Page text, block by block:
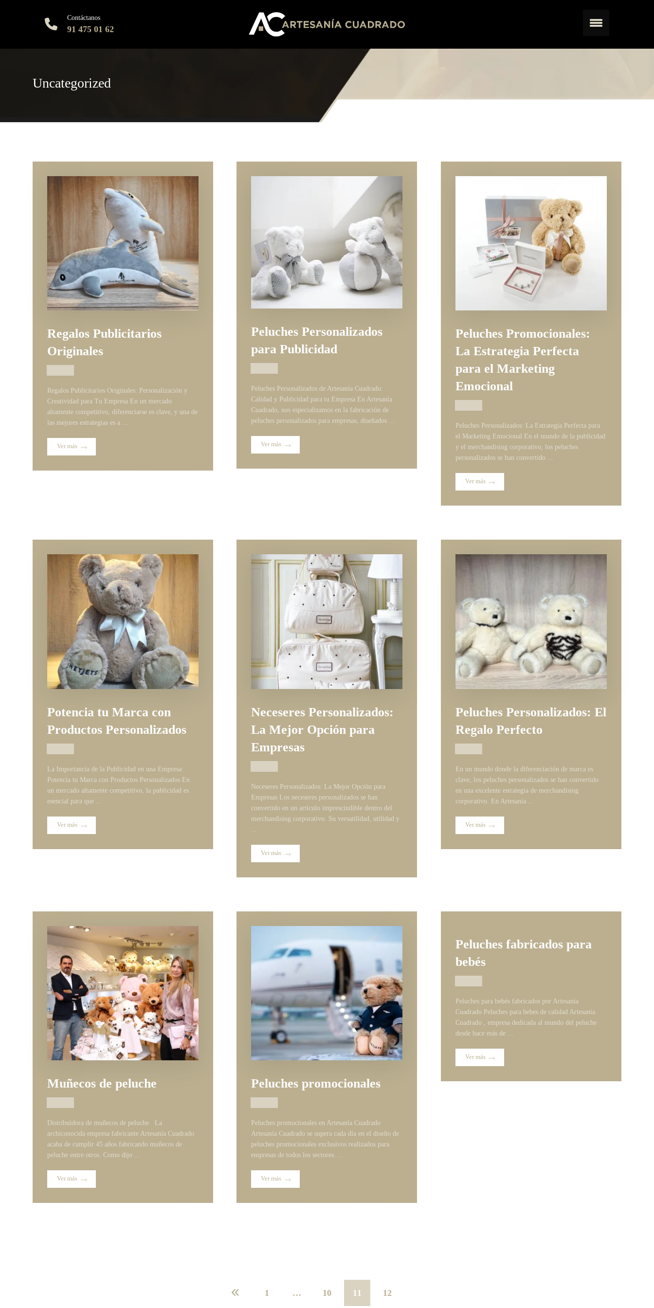
Contáctanos
91 475 01 62
Uncategorized
Regalos Publicitarios
Originales
Regalos Publicitarios Originales: Personalización y
Creatividad para Tu Empresa En un mercado
altamente competitivo, diferenciarse es clave, y una de
las mejores estrategias es a ...
Ver más
Peluches Personalizados
para Publicidad
Peluches Personalizados de Artesanía Cuadrado:
Calidad y Publicidad para tu Empresa En Artesanía
Cuadrado, nos especializamos en la fabricación de
peluches personalizados para empresas, diseñados ...
Ver más
Peluches Promocionales:
La Estrategia Perfecta
para el Marketing
Emocional
Peluches Personalizados: La Estrategia Perfecta para
el Marketing Emocional En el mundo de la publicidad
y el merchandising corporativo, los peluches
personalizados se han convertido ...
Ver más
Potencia tu Marca con
Productos Personalizados
La Importancia de la Publicidad en una Empresa:
Potencia tu Marca con Productos Personalizados En
un mercado altamente competitivo, la publicidad es
esencial para que ...
Ver más
Neceseres Personalizados:
La Mejor Opción para
Empresas
Neceseres Personalizados: La Mejor Opción para
Empresas Los neceseres personalizados se han
convertido en un artículo imprescindible dentro del
merchandising corporativo. Su versatilidad, utilidad y
Ver más
Peluches Personalizados: El
Regalo Perfecto
En un mundo donde la diferenciación de marca es
clave, los peluches personalizados se han convertido
en una excelente estrategia de merchandising
corporativo. En Artesanía ...
Ver más
Muñecos de peluche
Distribuidora de muñecos de peluche La
archiconocida empresa fabricante Artesanía Cuadrado
acaba de cumplir 45 años fabricando muñecos de
peluche entre otros. Como dijo ...
Ver más
Peluches promocionales
Peluches promocionales en Artesanía Cuadrado
Artesanía Cuadrado se supera cada día en el diseño de
peluches promocionales exclusivos realizados para
empresas de todos los sectores. ...
Ver más
Peluches fabricados para
bebés
Peluches para bebés fabricados por Artesania
Cuadrado Peluches para bebes de calidad Artesanía
Cuadrado , empresa dedicada al mundo del peluche
desde hace más de ...
Ver más
1 … 10 11 12